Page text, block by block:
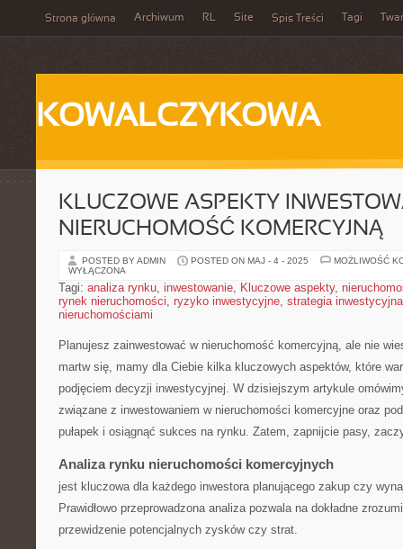
Strona główna Archiwum RL Site Spis Treści Tagi
KOWALCZYKOWA
KLUCZOWE ASPEKTY
NIERUCHOMOŚĆ KOMERCYJNĄ
POSTED BY ADMIN POSTED ON MAJ - 4 - 2025
MOŻLIWOŚĆ
WYŁĄCZONA
Tagi: analiza rynku, inwestowanie, Kluczowe aspekty,
rynek nieruchomości, ryzyko inwestycyjne, strategia inwestycyjna
nieruchomościami
Planujesz zainwestować w nieruchomość komercyjną, ale nie⁣
martw się, mamy dla Ciebie ⁢kilka‍ kluczowych aspektów, ⁢które
podjęciem decyzji inwestycyjnej. W⁢ dzisiejszym artykule
związane ‌z inwestowaniem w ‌nieruchomości komercyjne⁤ oraz
pułapek i osiągnąć sukces na rynku. Zatem, zapnijcie pasy,
Analiza rynku nieruchomości komercyjnych
jest ‍kluczowa⁢ dla każdego ​inwestora planującego zakup czy
Prawidłowo przeprowadzona‍ analiza⁢ pozwala ​na dokładne
przewidzenie⁣ potencjalnych zysków czy strat.